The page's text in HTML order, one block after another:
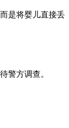
是将婴儿直接丢
警方调查。